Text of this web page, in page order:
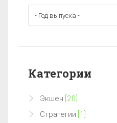
Категории
Экшен [20]
Стратегии [1]